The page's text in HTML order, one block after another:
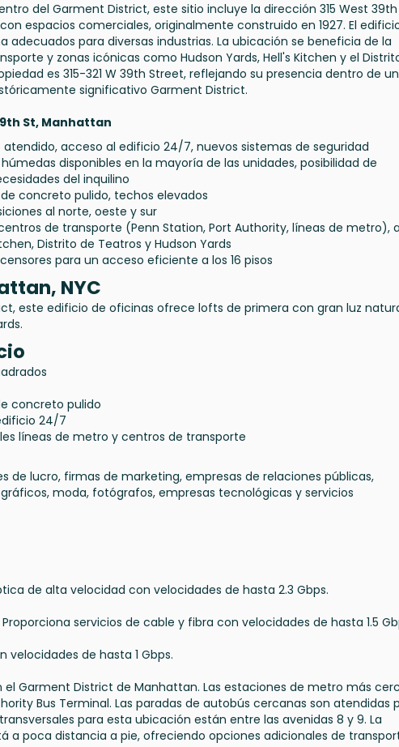
del Garment District, este sitio incluye la dirección 315 West 39th
espacios comerciales, originalmente construido en 1927. El
para diversas industrias. La ubicación se beneficia de la
y zonas icónicas como Hudson Yards, Hell's Kitchen y el
es 315-321 W 39th Street, reflejando su presencia dentro de
significativo Garment District.
St, Manhattan
atendido, acceso al edificio 24/7, nuevos sistemas de seguridad
disponibles en la mayoría de las unidades, posibilidad de
del inquilino
de concreto pulido, techos elevados
al norte, oeste y sur
de transporte (Penn Station, Port Authority, líneas de metro), a
Distrito de Teatros y Hudson Yards
para un acceso eficiente a los 16 pisos
NYC
este edificio de oficinas ofrece lofts de primera con gran luz
concreto pulido
24/7
líneas de metro y centros de transporte
de lucro, firmas de marketing, empresas de relaciones públicas,
moda, fotógrafos, empresas tecnológicas y servicios
de alta velocidad con velocidades de hasta 2.3 Gbps.
Proporciona servicios de cable y fibra con velocidades de hasta 1.5
de hasta 1 Gbps.
el Garment District de Manhattan. Las estaciones de metro más
Bus Terminal. Las paradas de autobús cercanas son atendidas
para esta ubicación están entre las avenidas 8 y 9. La
a poca distancia a pie, ofreciendo opciones adicionales de